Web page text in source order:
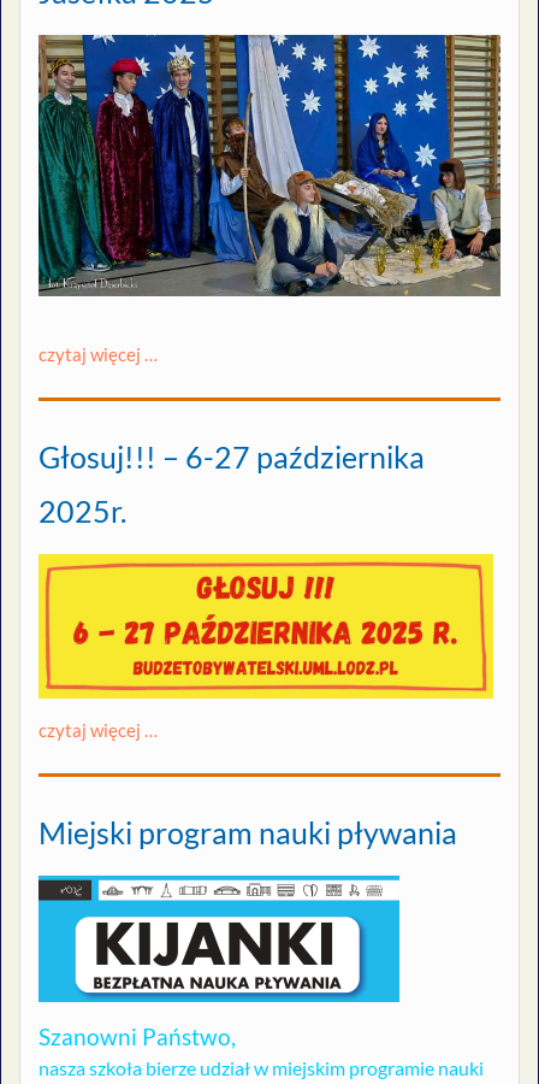
czytaj więcej …
Głosuj!!! – 6-27 października
2025r.
czytaj więcej …
Miejski program nauki pływania
Szanowni Państwo,
nasza szkoła bierze udział w miejskim programie nauki